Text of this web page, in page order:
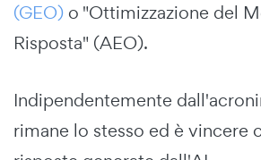
(GEO) o "Ottimizzazione del
Risposta" (AEO).
Indipendentemente
rimane lo stesso ed è vincere